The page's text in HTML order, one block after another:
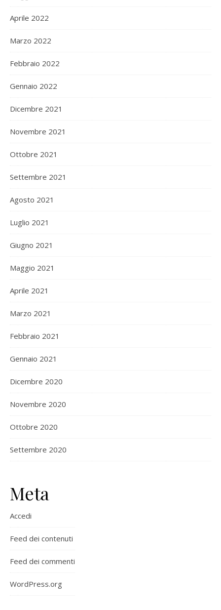
Aprile 2022
Marzo 2022
Febbraio 2022
Gennaio 2022
Dicembre 2021
Novembre 2021
Ottobre 2021
Settembre 2021
Agosto 2021
Luglio 2021
Giugno 2021
Maggio 2021
Aprile 2021
Marzo 2021
Febbraio 2021
Gennaio 2021
Dicembre 2020
Novembre 2020
Ottobre 2020
Settembre 2020
Meta
Accedi
Feed dei contenuti
Feed dei commenti
WordPress.org